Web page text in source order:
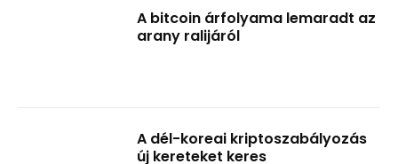
A bitcoin árfolyama lemaradt az
arany ralijáról
A dél-koreai kriptoszabályozás
új kereteket keres